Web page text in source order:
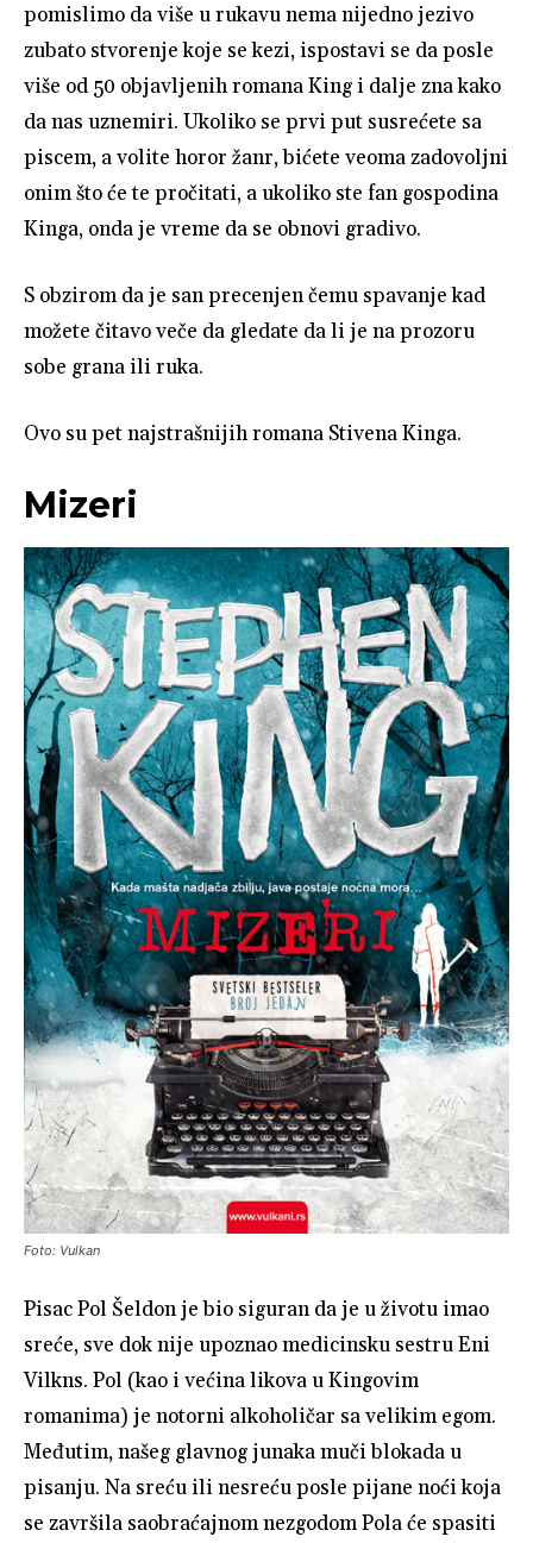
pomislimo da više u rukavu nema nijedno jezivo
zubato stvorenje koje se kezi, ispostavi se da posle
više od 50 objavljenih romana King i dalje zna kako
da nas uznemiri. Ukoliko se prvi put susrećete sa
piscem, a volite horor žanr, bićete veoma zadovoljni
onim što će te pročitati, a ukoliko ste fan gospodina
Kinga, onda je vreme da se obnovi gradivo.
S obzirom da je san precenjen čemu spavanje kad
možete čitavo veče da gledate da li je na prozoru
sobe grana ili ruka.
Ovo su pet najstrašnijih romana Stivena Kinga.
Mizeri
Foto: Vulkan
Pisac Pol Šeldon je bio siguran da je u životu imao
sreće, sve dok nije upoznao medicinsku sestru Eni
Vilkns. Pol (kao i većina likova u Kingovim
romanima) je notorni alkoholičar sa velikim egom.
Međutim, našeg glavnog junaka muči blokada u
pisanju. Na sreću ili nesreću posle pijane noći koja
se završila saobraćajnom nezgodom Pola će spasiti